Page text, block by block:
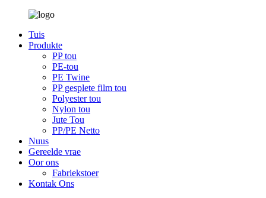
Tuis
Produkte
PP tou
PE-tou
PE Twine
PP gesplete film tou
Polyester tou
Nylon tou
Jute Tou
PP/PE Netto
Nuus
Gereelde vrae
Oor ons
Fabriekstoer
Kontak Ons